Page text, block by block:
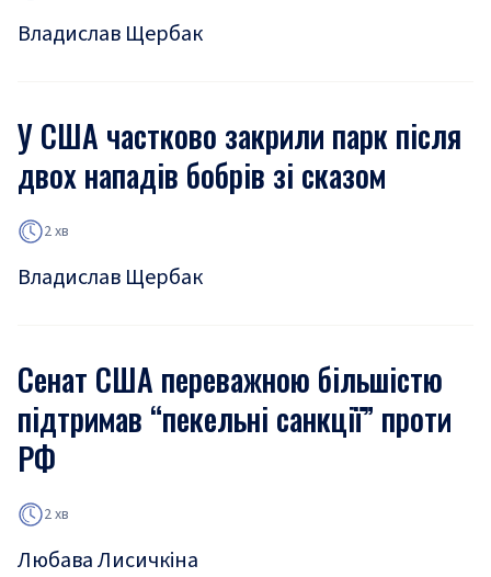
Владислав Щербак
У США частково закрили парк після
двох нападів бобрів зі сказом
2 хв
Владислав Щербак
Сенат США переважною більшістю
підтримав “пекельні санкції” проти
РФ
2 хв
Любава Лисичкіна